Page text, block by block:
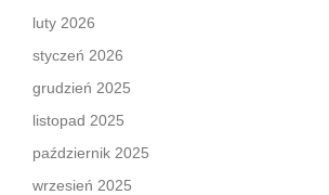
luty 2026
styczeń 2026
grudzień 2025
listopad 2025
październik 2025
wrzesień 2025